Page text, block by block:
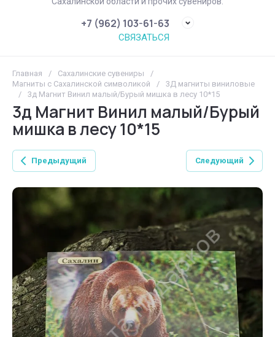
+7 (962) 103-61-63
СВЯЗАТЬСЯ
Главная / Сахалинские сувениры
/
Магниты с Сахалинской символикой
/
3Д магниты виниловые
/
3д Магнит Винил малый/Бурый мишка в лесу 10*15
3д Магнит Винил малый/Бурый
мишка в лесу 10*15
Предыдущий Следующий